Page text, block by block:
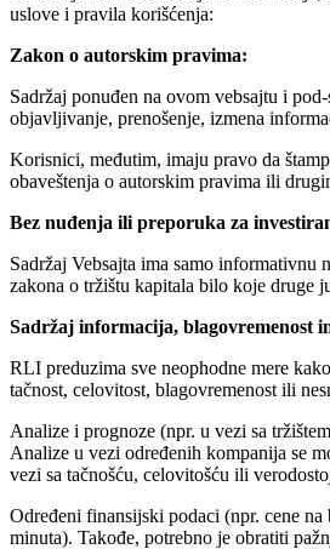
uslove i pravila korišćenja:
Zakon o autorskim pravima:
Sadržaj ponuđen na ovom vebsajtu i
objavljivanje, prenošenje, izmena
Korisnici, međutim, imaju pravo da
obaveštenja o autorskim pravima ili
Bez nuđenja ili preporuka za
Sadržaj Vebsajta ima samo
zakona o tržištu kapitala bilo koje druge
Sadržaj informacija, blagovremenost
RLI preduzima sve neophodne mere
tačnost, celovitost, blagovremenost ili
Analize i prognoze (npr. u vezi sa
Analize u vezi određenih kompanija se
vezi sa tačnošću, celovitošću ili
Određeni finansijski podaci (npr. cene
minuta). Takođe, potrebno je obratiti